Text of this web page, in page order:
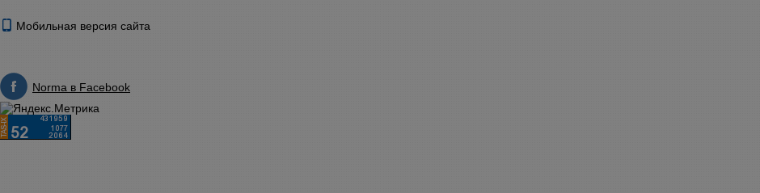
Мобильная версия сайта
Norma в Facebook